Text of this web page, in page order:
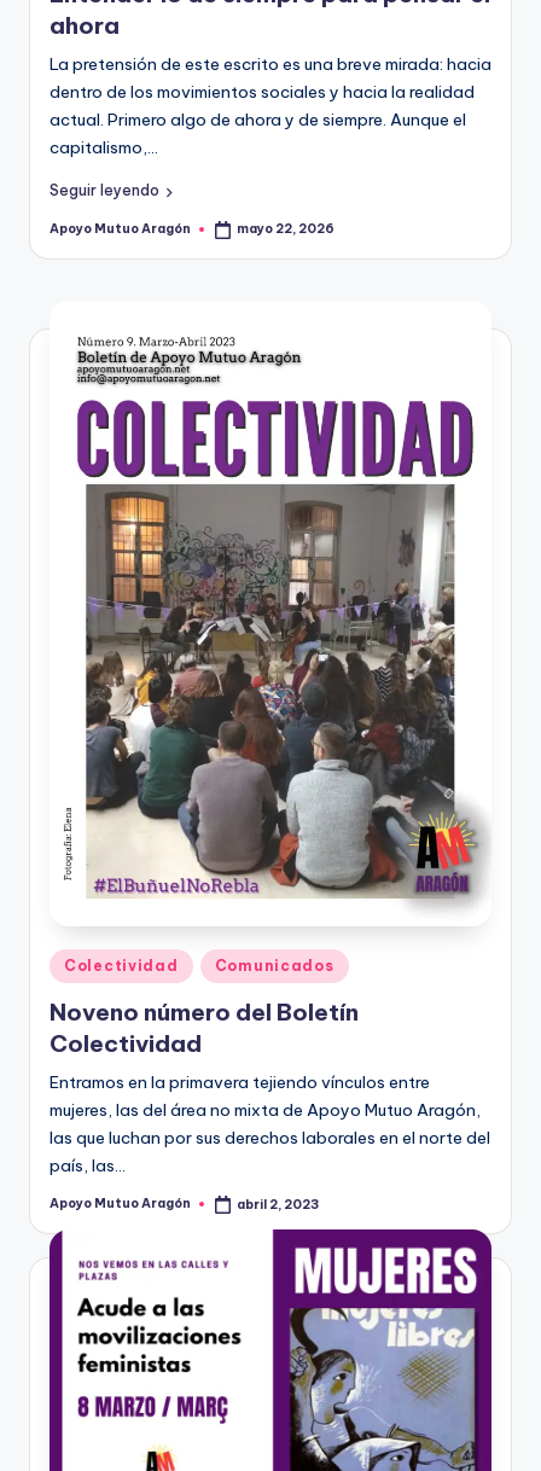
r
a
g
o
n
ahora
La pretensión de este escrito es una breve mirada: hacia
dentro de los movimientos sociales y hacia la realidad
actual. Primero algo de ahora y de siempre. Aunque el
capitalismo,…
Seguir leyendo
Publicado
Apoyo Mutuo Aragón mayo 22, 2026
Publicado
en
Colectividad Comunicados
Noveno número del Boletín
Colectividad
Entramos en la primavera tejiendo vínculos entre
mujeres, las del área no mixta de Apoyo Mutuo Aragón,
las que luchan por sus derechos laborales en el norte del
país, las…
Publicado
Apoyo Mutuo Aragón abril 2, 2023